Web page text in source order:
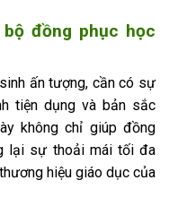
đồng phục học
ấn tượng, cần có sự
tiện dụng và bản sắc
không chỉ giúp đồng
lại sự thoải mái tối đa
hiệu giáo dục của